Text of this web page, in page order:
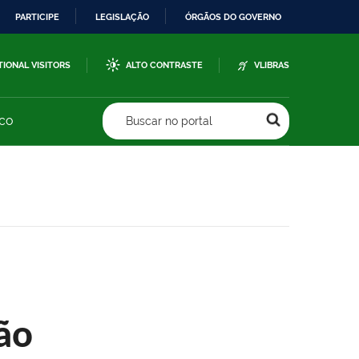
PARTICIPE LEGISLAÇÃO ÓRGÃOS DO GOVERNO
VISITORS ALTO CONTRASTE VLIBRAS
Buscar no portal